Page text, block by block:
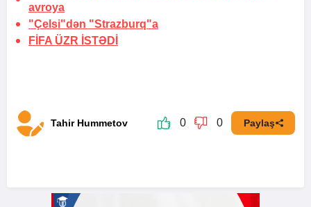
avroya
"Çelsi"dən "Strazburq"a
FİFA ÜZR İSTƏDİ
Tahir Hummetov 0 0 Paylaş